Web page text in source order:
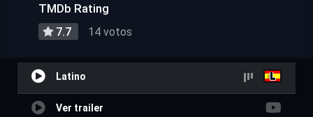
TMDb Rating
7.7 14 votos
Latino
Ver trailer